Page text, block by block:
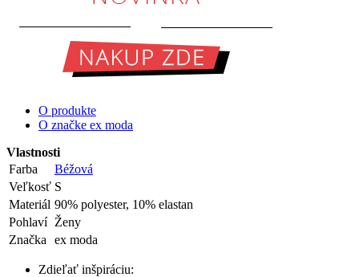
O produkte
O značke ex moda
Vlastnosti
Farba
Béžová
Veľkosť S
Materiál 90% polyester, 10% elastan
Pohlaví Ženy
Značka
ex moda
Zdieľať inšpiráciu: